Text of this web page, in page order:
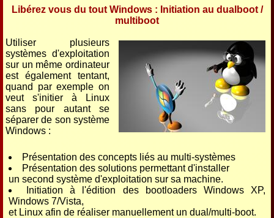
Libérez vous du tout Windows : Initiation au dualboot /
multiboot
Utiliser plusieurs
systèmes d'exploitation
sur un même ordinateur
est également tentant,
quand par exemple on
veut s'initier à Linux
sans pour autant se
séparer de son système
Windows :
Présentation des concepts liés au multi-systèmes
Présentation des solutions permettant d'installer
un second système d'exploitation sur sa machine.
Initiation à l'édition des bootloaders Windows XP,
Windows 7/Vista,
et Linux afin de réaliser manuellement un dual/multi-boot.